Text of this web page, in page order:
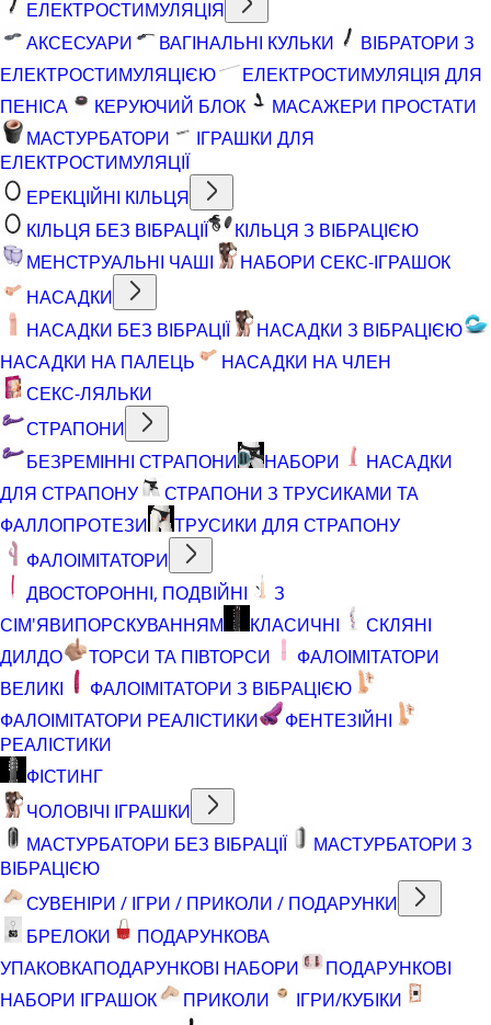
ЕЛЕКТРОСТИМУЛЯЦІЯ
АКСЕСУАРИ
ВАГІНАЛЬНІ КУЛЬКИ
ВІБРАТОРИ З
ЕЛЕКТРОСТИМУЛЯЦІЄЮ
ЕЛЕКТРОСТИМУЛЯЦІЯ ДЛЯ
ПЕНІСА
КЕРУЮЧИЙ БЛОК
МАСАЖЕРИ ПРОСТАТИ
МАСТУРБАТОРИ
ІГРАШКИ ДЛЯ
ЕЛЕКТРОСТИМУЛЯЦІЇ
ЕРЕКЦІЙНІ КІЛЬЦЯ
КІЛЬЦЯ БЕЗ ВІБРАЦІЇ
КІЛЬЦЯ З ВІБРАЦІЄЮ
МЕНСТРУАЛЬНІ ЧАШІ
НАБОРИ СЕКС-ІГРАШОК
НАСАДКИ
НАСАДКИ БЕЗ ВІБРАЦІЇ
НАСАДКИ З ВІБРАЦІЄЮ
НАСАДКИ НА ПАЛЕЦЬ
НАСАДКИ НА ЧЛЕН
СЕКС-ЛЯЛЬКИ
СТРАПОНИ
БЕЗРЕМІННІ СТРАПОНИ
НАБОРИ
НАСАДКИ
ДЛЯ СТРАПОНУ
СТРАПОНИ З ТРУСИКАМИ ТА
ФАЛЛОПРОТЕЗИ
ТРУСИКИ ДЛЯ СТРАПОНУ
ФАЛОІМІТАТОРИ
ДВОСТОРОННІ, ПОДВІЙНІ
З
СІМ'ЯВИПОРСКУВАННЯМ
КЛАСИЧНІ
СКЛЯНІ
ДИЛДО
ТОРСИ ТА ПІВТОРСИ
ФАЛОІМІТАТОРИ
ВЕЛИКІ
ФАЛОІМІТАТОРИ З ВІБРАЦІЄЮ
ФАЛОІМІТАТОРИ РЕАЛІСТИКИ
ФЕНТЕЗІЙНІ
РЕАЛІСТИКИ
ФІСТИНГ
ЧОЛОВІЧІ ІГРАШКИ
МАСТУРБАТОРИ БЕЗ ВІБРАЦІЇ
МАСТУРБАТОРИ З
ВІБРАЦІЄЮ
СУВЕНІРИ / ІГРИ / ПРИКОЛИ / ПОДАРУНКИ
БРЕЛОКИ
ПОДАРУНКОВА
УПАКОВКАПОДАРУНКОВІ НАБОРИ
ПОДАРУНКОВІ
НАБОРИ ІГРАШОК
ПРИКОЛИ
ІГРИ/КУБІКИ